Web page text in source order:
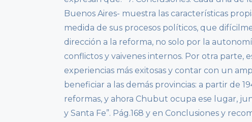
Buenos Aires- muestra las características
medida de sus procesos políticos, que
dirección a la reforma, no solo por la
conflictos y vaivenes internos. Por otra parte,
experiencias más exitosas y contar con un
beneficiar a las demás provincias: a partir de
reformas, y ahora Chubut ocupa ese lugar,
y Santa Fe”. Pág.168 y en Conclusiones y